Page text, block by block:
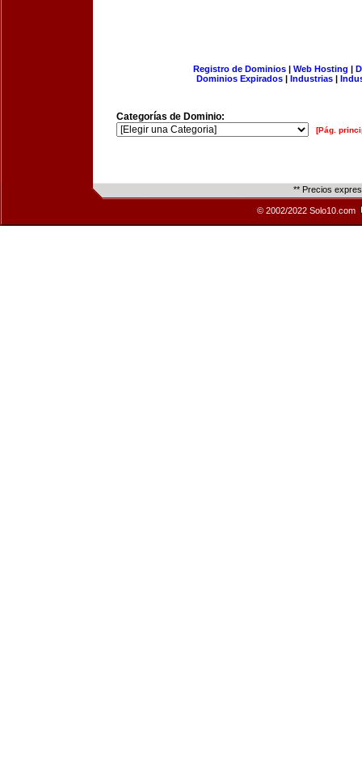
Registro de Dominios| Web Hosting |
Dominios Expirados | Industrias |
Categorías de Dominio:
[Pág.
** Precios
© 2002/2022 Solo10.com